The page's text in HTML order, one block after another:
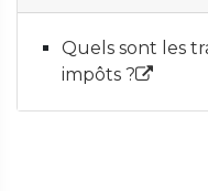
Quels sont les
impôts ?